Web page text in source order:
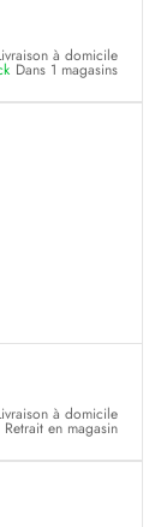
à domicile
Dans 1 magasins
à domicile
Retrait en magasin